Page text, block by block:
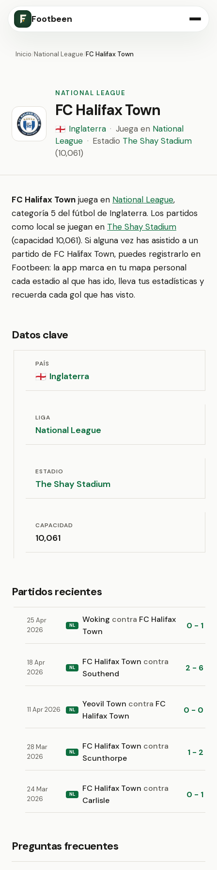
Footbeen
Inicio/National League/FC Halifax Town
NATIONAL LEAGUE
FC Halifax Town
🏴󠁧󠁢󠁥󠁮󠁧󠁿 Inglaterra · Juega en National
League · Estadio The Shay Stadium
(10,061)
FC Halifax Town juega en National League,
categoría 5 del fútbol de Inglaterra. Los partidos
como local se juegan en The Shay Stadium
(capacidad 10,061). Si alguna vez has asistido a un
partido de FC Halifax Town, puedes registrarlo en
Footbeen: la app marca en tu mapa personal
cada estadio al que has ido, lleva tus estadísticas y
recuerda cada gol que has visto.
Datos clave
PAÍS
🏴󠁧󠁢󠁥󠁮󠁧󠁿 Inglaterra
LIGA
National League
ESTADIO
The Shay Stadium
CAPACIDAD
10,061
Partidos recientes
25 Apr
2026
NL
Woking contra FC Halifax
Town
0 - 1
18 Apr
2026
NL
FC Halifax Town contra
Southend
2 - 6
11 Apr 2026 NL
Yeovil Town contra FC
Halifax Town
0 - 0
28 Mar
2026
NL
FC Halifax Town contra
Scunthorpe
1 - 2
24 Mar
2026
NL
FC Halifax Town contra
Carlisle
0 - 1
Preguntas frecuentes